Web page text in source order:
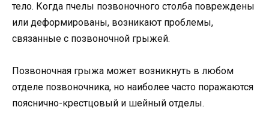
тело. Когда пчелы позвоночного столба повреждены
или деформированы, возникают проблемы,
связанные с позвоночной грыжей.
Позвоночная грыжа может возникнуть в любом
отделе позвоночника, но наиболее часто поражаются
пояснично-крестцовый и шейный отделы.